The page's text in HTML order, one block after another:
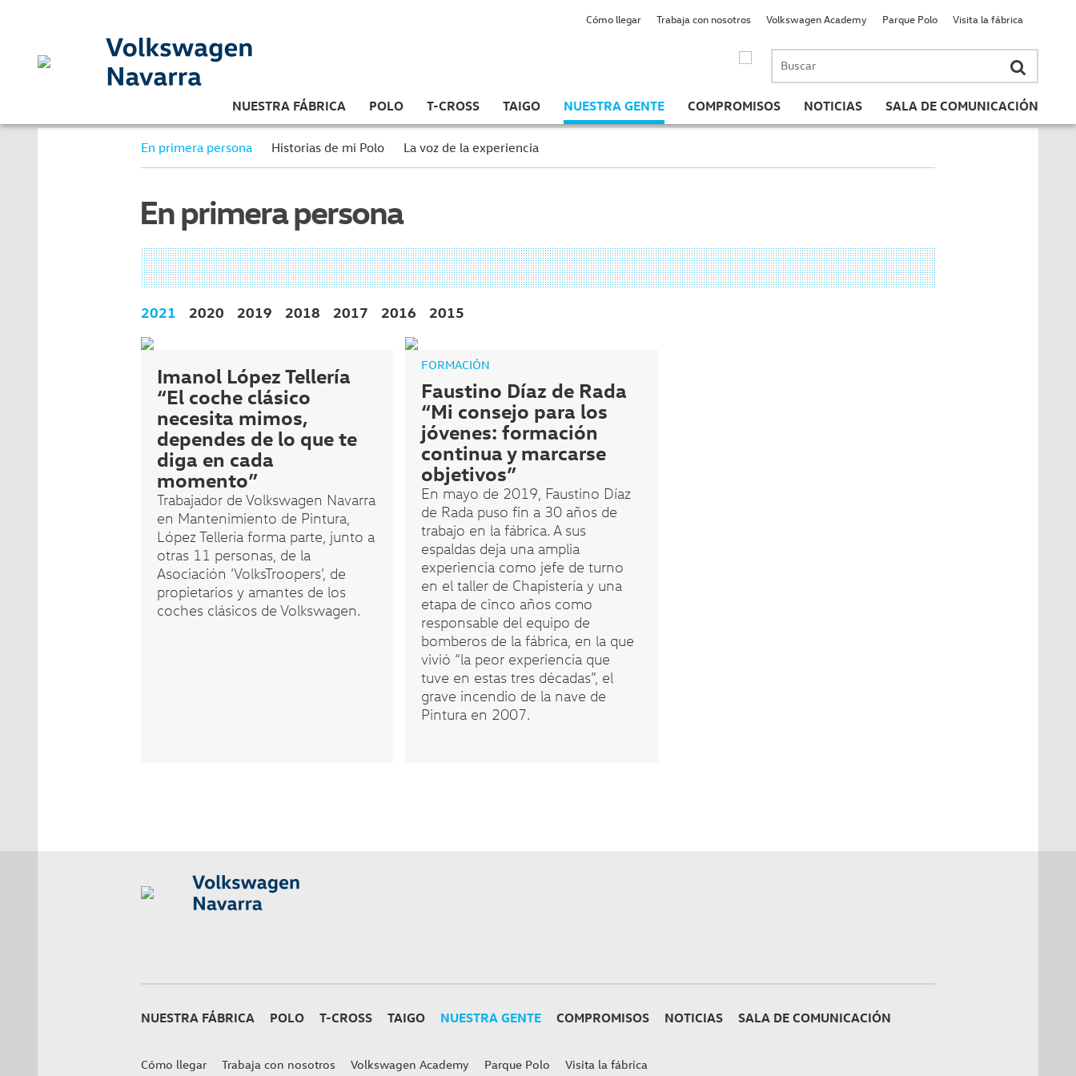
Buscar
por:
NUESTRA FÁBRICA POLO T-CROSS TAIGO NUESTRA GENTE COMPROMISOS NOTICIAS SALA DE COMUNICACIÓN
Cómo llegar Trabaja con nosotros Volkswagen Academy Parque Polo Visita la fábrica
En primera persona Historias de mi Polo La voz de la experiencia
En primera persona
2021 2020 2019 2018 2017 2016 2015
Imanol López Tellería
“El coche clásico
necesita mimos,
dependes de lo que te
diga en cada
momento”
Trabajador de Volkswagen Navarra
en Mantenimiento de Pintura,
López Tellería forma parte, junto a
otras 11 personas, de la
Asociación ‘VolksTroopers’, de
propietarios y amantes de los
coches clásicos de Volkswagen.
FORMACIÓN
Faustino Díaz de Rada
“Mi consejo para los
jóvenes: formación
continua y marcarse
objetivos”
En mayo de 2019, Faustino Díaz
de Rada puso fin a 30 años de
trabajo en la fábrica. A sus
espaldas deja una amplia
experiencia como jefe de turno
en el taller de Chapistería y una
etapa de cinco años como
responsable del equipo de
bomberos de la fábrica, en la que
vivió “la peor experiencia que
tuve en estas tres décadas”, el
grave incendio de la nave de
Pintura en 2007.
NUESTRA FÁBRICA POLO T-CROSS TAIGO NUESTRA GENTE COMPROMISOS NOTICIAS SALA DE COMUNICACIÓN
Cómo llegar Trabaja con nosotros Volkswagen Academy Parque Polo Visita la fábrica